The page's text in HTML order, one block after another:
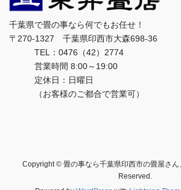
千葉県で畳の事なら何でもお任せ！
〒270-1327 千葉県印西市大森698-36
TEL：0476（42）2774
営業時間 8:00～19:00
定休日：日曜日
（お客様のご都合で営業可）
Copyright © 畳の事なら千葉県印西市の畳屋さ
Reserved.